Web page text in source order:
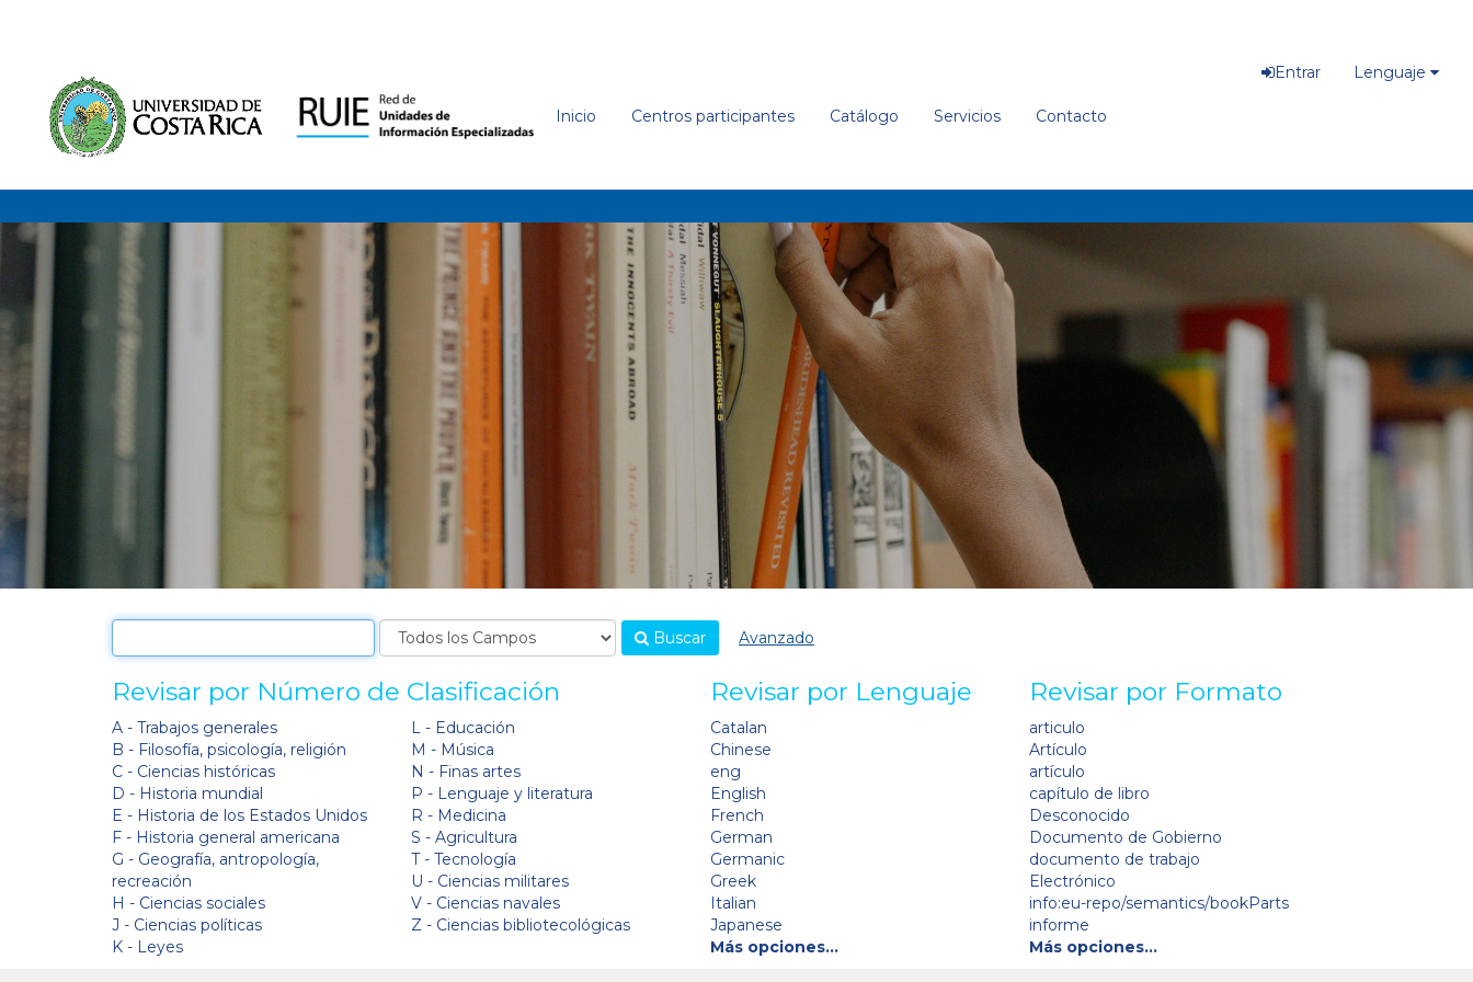
Inicio Centros participantes Catálogo Servicios Contacto
Entrar Lenguaje
Buscar Avanzado
Revisar por Número de Clasificación
A - Trabajos generales
B - Filosofía, psicología, religión
C - Ciencias históricas
D - Historia mundial
E - Historia de los Estados Unidos
F - Historia general americana
G - Geografía, antropología,
recreación
H - Ciencias sociales
J - Ciencias políticas
K - Leyes
L - Educación
M - Música
N - Finas artes
P - Lenguaje y literatura
R - Medicina
S - Agricultura
T - Tecnología
U - Ciencias militares
V - Ciencias navales
Z - Ciencias bibliotecológicas
Revisar por Lenguaje
Catalan
Chinese
eng
English
French
German
Germanic
Greek
Italian
Japanese
Más opciones…
Revisar por Formato
articulo
Artículo
artículo
capítulo de libro
Desconocido
Documento de Gobierno
documento de trabajo
Electrónico
info:eu-repo/semantics/bookParts
informe
Más opciones…